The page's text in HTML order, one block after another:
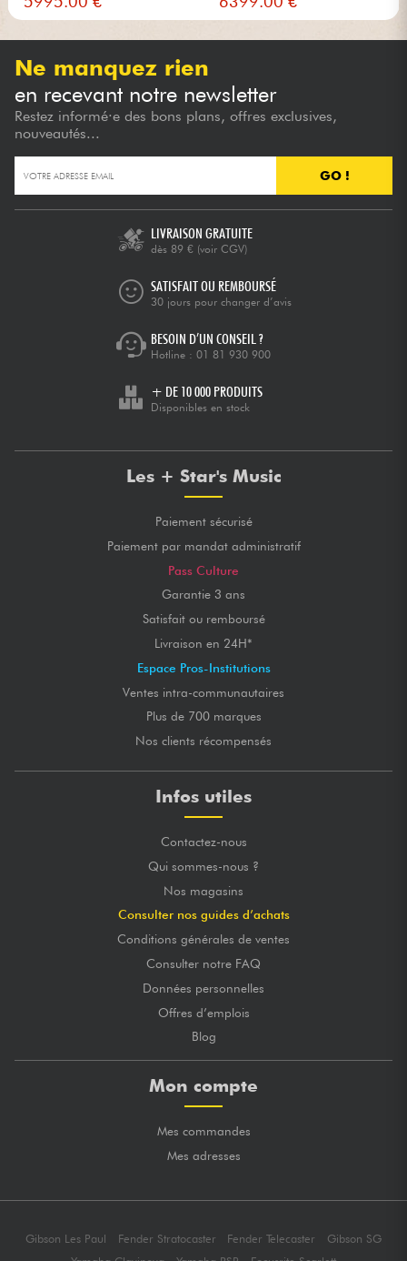
Ne manquez rien
en recevant notre newsletter
Restez informé·e des bons plans, offres exclusives,
nouveautés...
GO !
LIVRAISON GRATUITE
dès 89 € (voir CGV)
SATISFAIT OU REMBOURSÉ
30 jours pour changer d’avis
BESOIN D’UN CONSEIL ?
Hotline : 01 81 930 900
+ DE 10 000 PRODUITS
Disponibles en stock
Les + Star's Music
Paiement sécurisé
Paiement par mandat administratif
Pass Culture
Garantie 3 ans
Satisfait ou remboursé
Livraison en 24H*
Espace Pros-Institutions
Ventes intra-communautaires
Plus de 700 marques
Nos clients récompensés
Infos utiles
Contactez-nous
Qui sommes-nous ?
Nos magasins
Consulter nos guides d’achats
Conditions générales de ventes
Consulter notre FAQ
Données personnelles
Offres d’emplois
Blog
Mon compte
Mes commandes
Mes adresses
Gibson Les Paul Fender Stratocaster Fender Telecaster
Gibson SG